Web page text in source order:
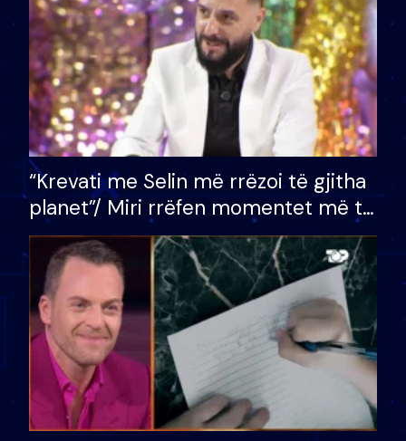
“Krevati me Selin më rrëzoi të gjitha
planet”/ Miri rrëfen momentet më të
bukura në shtëpinë e BB VIP: Do më
mungojë zilja e mëngjesit kur…